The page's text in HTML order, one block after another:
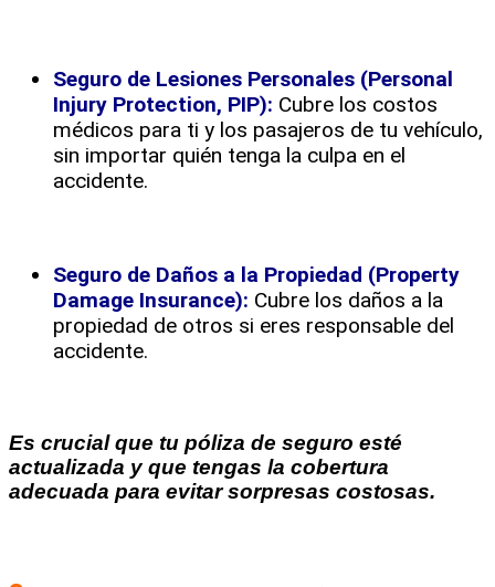
Seguro de Lesiones Personales (Personal
Injury Protection, PIP): Cubre los costos
médicos para ti y los pasajeros de tu vehículo,
sin importar quién tenga la culpa en el
accidente.
Seguro de Daños a la Propiedad (Property
Damage Insurance): Cubre los daños a la
propiedad de otros si eres responsable del
accidente.
Es crucial que tu póliza de seguro esté
actualizada y que tengas la cobertura
adecuada para evitar sorpresas costosas.